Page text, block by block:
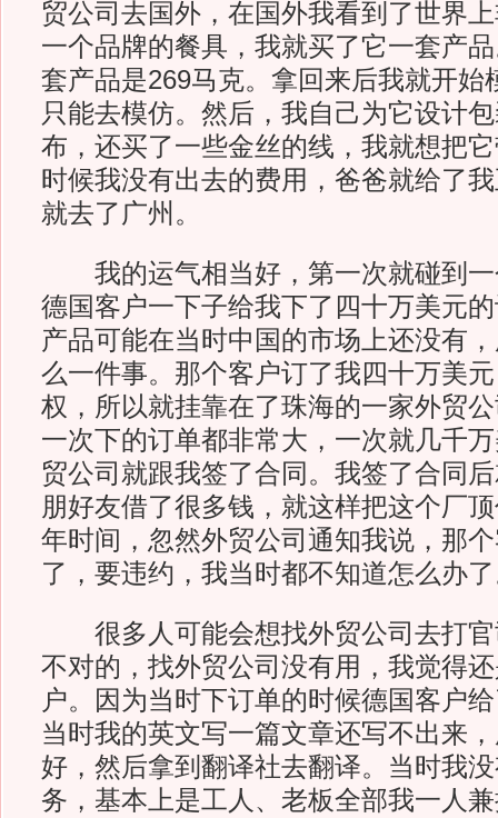
贸公司去国外，在国外我看到了世界
一个品牌的餐具，我就买了它一套产
套产品是269马克。拿回来后我就开始
只能去模仿。然后，我自己为它设计
布，还买了一些金丝的线，我就想把
时候我没有出去的费用，爸爸就给了
就去了广州。
我的运气相当好，第一次就碰到一
德国客户一下子给我下了四十万美元
产品可能在当时中国的市场上还没有
么一件事。那个客户订了我四十万美
权，所以就挂靠在了珠海的一家外贸
一次下的订单都非常大，一次就几千
贸公司就跟我签了合同。我签了合同
朋好友借了很多钱，就这样把这个厂
年时间，忽然外贸公司通知我说，那
了，要违约，我当时都不知道怎么办
很多人可能会想找外贸公司去打官
不对的，找外贸公司没有用，我觉得
户。因为当时下订单的时候德国客户
当时我的英文写一篇文章还写不出来
好，然后拿到翻译社去翻译。当时我
务，基本上是工人、老板全部我一人